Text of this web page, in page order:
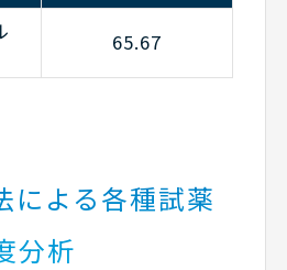
65.67
による各種試薬
分析